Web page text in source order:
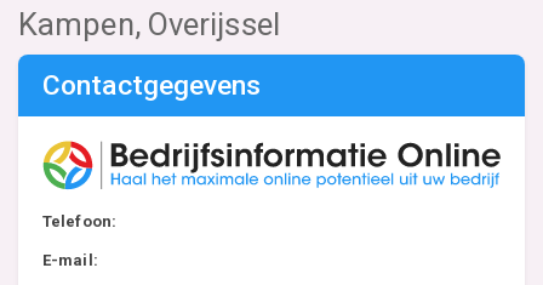
Kampen, Overijssel
Contactgegevens
Telefoon:
E-mail: